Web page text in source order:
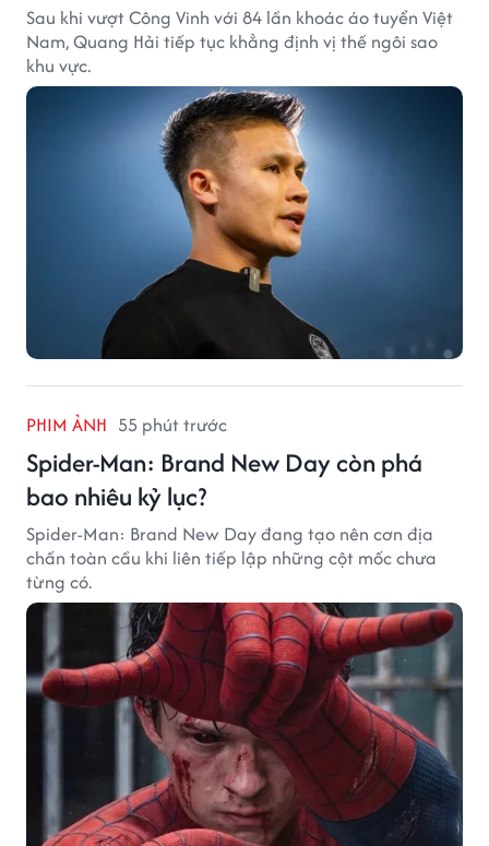
Sau khi vượt Công Vinh với 84 lần khoác áo tuyển Việt
Nam, Quang Hải tiếp tục khẳng định vị thế ngôi sao
khu vực.
PHIM ẢNH 55 phút trước
Spider-Man: Brand New Day còn phá
bao nhiêu kỷ lục?
Spider-Man: Brand New Day đang tạo nên cơn địa
chấn toàn cầu khi liên tiếp lập những cột mốc chưa
từng có.